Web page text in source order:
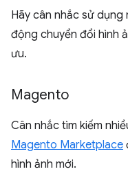
Hãy cân nhắc sử dụng
động chuyển đổi hình
ưu.
Magento
Cân nhắc tìm kiếm
Magento Marketplace
hình ảnh mới.